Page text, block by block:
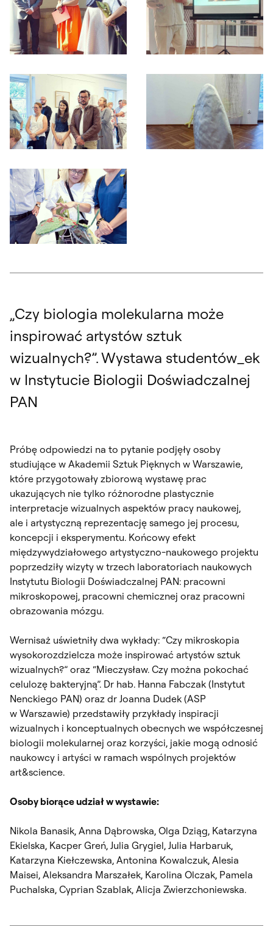
„Czy biologia molekularna może
inspirować artystów sztuk
wizualnych?”. Wystawa studentów_ek
w Instytucie Biologii Doświadczalnej
PAN
Próbę odpowiedzi na to pytanie podjęły osoby
studiujące w Akademii Sztuk Pięknych w Warszawie,
które przygotowały zbiorową wystawę prac
ukazujących nie tylko różnorodne plastycznie
interpretacje wizualnych aspektów pracy naukowej,
ale i artystyczną reprezentację samego jej procesu,
koncepcji i eksperymentu. Końcowy efekt
międzywydziałowego artystyczno-naukowego projektu
poprzedziły wizyty w trzech laboratoriach naukowych
Instytutu Biologii Doświadczalnej PAN: pracowni
mikroskopowej, pracowni chemicznej oraz pracowni
obrazowania mózgu.
Wernisaż uświetniły dwa wykłady: “Czy mikroskopia
wysokorozdzielcza może inspirować artystów sztuk
wizualnych?” oraz “Mieczysław. Czy można pokochać
celulozę bakteryjną”. Dr hab. Hanna Fabczak (Instytut
Nenckiego PAN) oraz dr Joanna Dudek (ASP
w Warszawie) przedstawiły przykłady inspiracji
wizualnych i konceptualnych obecnych we współczesnej
biologii molekularnej oraz korzyści, jakie mogą odnosić
naukowcy i artyści w ramach wspólnych projektów
art&science.
Osoby biorące udział w wystawie:
Nikola Banasik, Anna Dąbrowska, Olga Dziąg, Katarzyna
Ekielska, Kacper Greń, Julia Grygiel, Julia Harbaruk,
Katarzyna Kiełczewska, Antonina Kowalczuk, Alesia
Maisei, Aleksandra Marszałek, Karolina Olczak, Pamela
Puchalska, Cyprian Szablak, Alicja Zwierzchoniewska.